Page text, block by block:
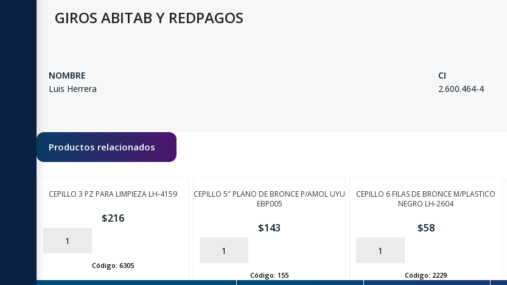
GIROS ABITAB Y REDPAGOS
NOMBRE
Luis Herrera
CI
2.600.464-4
Productos relacionados
CEPILLO 3 PZ PARA LIMPIEZA LH-4159
$216
AÑADIR
Código:6305
CEPILLO 5″ PLANO DE BRONCE P/AMOL UYU
EBP005
$143
AÑADIR
Código:155
CEPILLO 6 FILAS DE BRONCE M/PLASTICO
NEGRO LH-2604
$58
AÑADIR
Código: 2229